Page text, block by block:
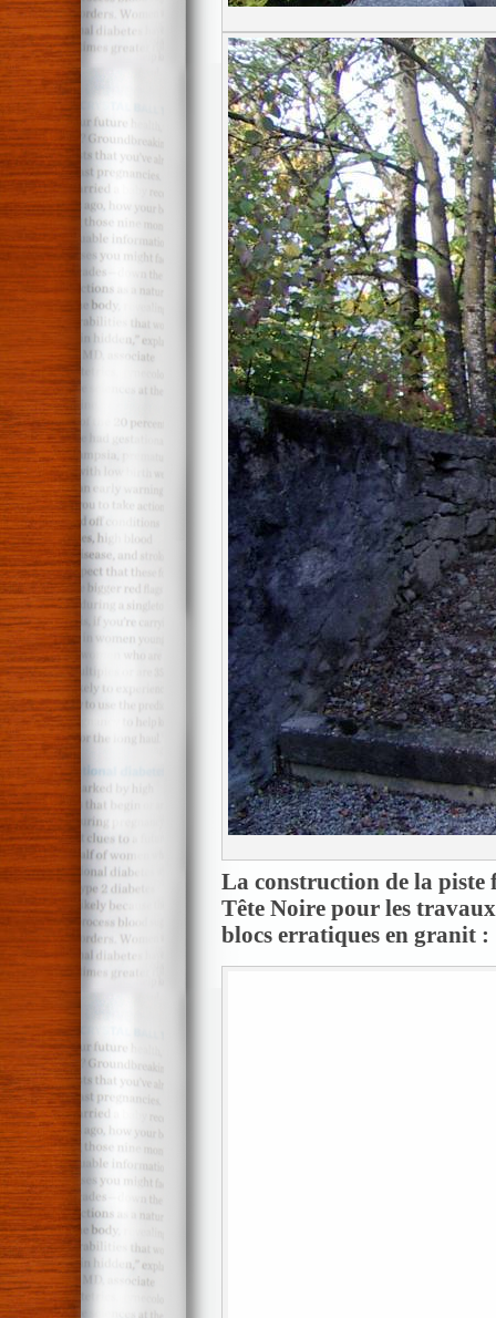
La construction de la piste
Tête Noire pour les
blocs erratiques en granit :